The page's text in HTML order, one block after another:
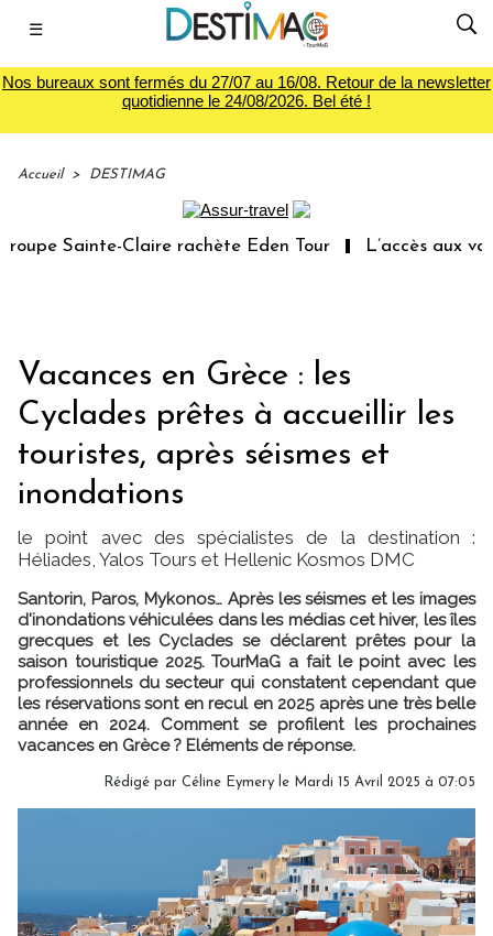
☰
Nos bureaux sont fermés du 27/07 au 16/08. Retour de la newsletter
quotidienne le 24/08/2026. Bel été !
Accueil > DESTIMAG
Sainte-Claire rachète Eden Tour L’accès aux
Vacances en Grèce : les
Cyclades prêtes à accueillir les
touristes, après séismes et
inondations
le point avec des spécialistes de la destination :
Héliades, Yalos Tours et Hellenic Kosmos DMC
Santorin, Paros, Mykonos… Après les séismes et les images
d'inondations véhiculées dans les médias cet hiver, les îles
grecques et les Cyclades se déclarent prêtes pour la
saison touristique 2025. TourMaG a fait le point avec les
professionnels du secteur qui constatent cependant que
les réservations sont en recul en 2025 après une très belle
année en 2024. Comment se profilent les prochaines
vacances en Grèce ? Eléments de réponse.
Rédigé par Céline Eymery le Mardi 15 Avril 2025 à 07:05